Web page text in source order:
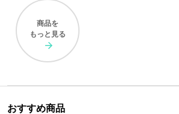
商品を
もっと見る
おすすめ商品